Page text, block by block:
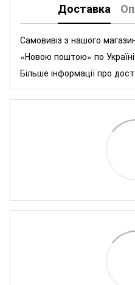
Доставка
Самовивіз з нашого
«Новою поштою» по
Більше інформації про